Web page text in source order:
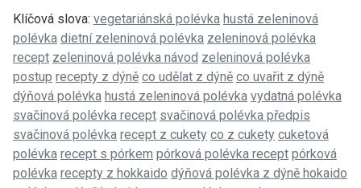
Klíčová slova: vegetariánská polévka hustá zeleninová
polévka dietní zeleninová polévka zeleninová polévka
recept zeleninová polévka návod zeleninová polévka
postup recepty z dýně co udělat z dýně co uvařit z dýně
dýňová polévka hustá zeleninová polévka vydatná polévka
svačinová polévka recept svačinová polévka předpis
svačinová polévka recept z cukety co z cukety cuketová
polévka recept s pórkem pórková polévka recept pórková
polévka recepty z hokkaido dýňová polévka z dýně hokaido